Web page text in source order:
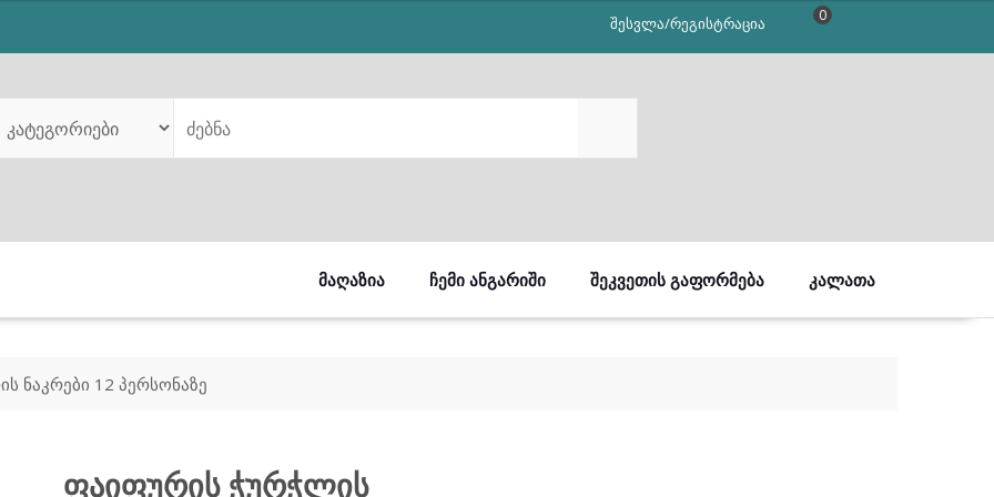
შესვლა/რეგისტრაცია 0
ᲛᲐᲦᲐᲖᲘᲐ ᲩᲔᲛᲘ ᲐᲜᲒᲐᲠᲘᲨᲘ ᲨᲔᲙᲕᲔᲗᲘᲡ ᲒᲐᲤᲝᲠᲛᲔᲑᲐ ᲙᲐᲚᲐᲗᲐ
ნაკრები 12 პერსონაზე
ფაიფურის ჭურჭლის
₾569.00.₾449.00.